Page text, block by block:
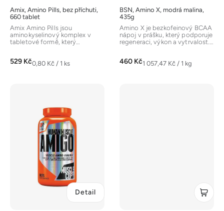
ůAmix, Amino Pills, bez příchuti,
660 tablet
529 KčMěrná
0,80 Kč / 1 ks
Amix Amino Pills jsou
aminokyselinový komplex v
tabletové formě, který
BSN, Amino X, modrá malina,
435g
460 KčMěrná
1 057,47 Kč / 1 kg
Amino X je bezkofeinový BCAA
nápoj v prášku, který podporuje
regeneraci, výkon a vytrvalost.
Detail